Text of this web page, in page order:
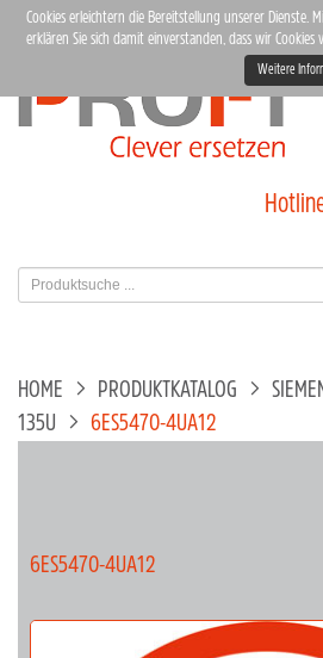
HOME PRODUKTKATALOG
135U
6ES5470-4UA12
6ES5470-4UA12
Cookies erleichtern die Bereitstellung unserer Dienste.
erklären Sie sich damit einverstanden, dass wir Cookies
Weitere